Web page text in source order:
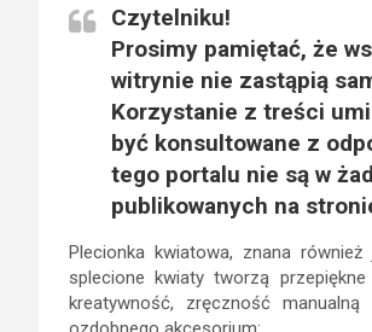
Czytelniku!
Prosimy pamiętać, że
witrynie nie zastąpią
Korzystanie z treści
być konsultowane z
tego portalu nie są w
publikowanych na
Plecionka kwiatowa, znana
splecione kwiaty tworzą
kreatywność, zręczność